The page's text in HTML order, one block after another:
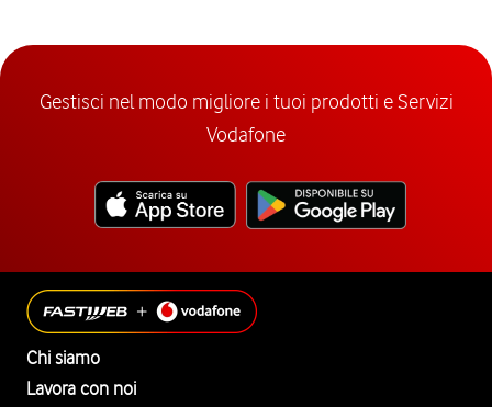
Gestisci nel modo migliore i tuoi prodotti e Servizi
Vodafone
Chi siamo
Lavora con noi